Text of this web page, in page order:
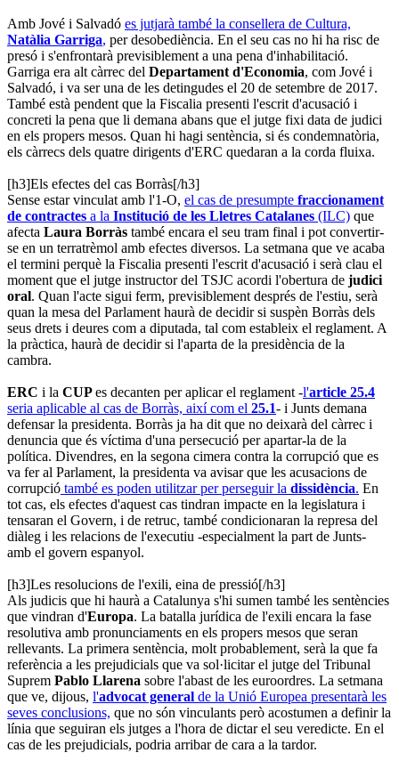
Amb Jové i Salvadó es jutjarà també la consellera de Cultura,
Natàlia Garriga, per desobediència. En el seu cas no hi ha risc de
presó i s'enfrontarà previsiblement a una pena d'inhabilitació.
Garriga era alt càrrec del Departament d'Economia, com Jové i
Salvadó, i va ser una de les detingudes el 20 de setembre de 2017.
També està pendent que la Fiscalia presenti l'escrit d'acusació i
concreti la pena que li demana abans que el jutge fixi data de judici
en els propers mesos. Quan hi hagi sentència, si és condemnatòria,
els càrrecs dels quatre dirigents d'ERC quedaran a la corda fluixa.
[h3]Els efectes del cas Borràs[/h3]
Sense estar vinculat amb l'1-O, el cas de presumpte fraccionament
de contractes a la Institució de les Lletres Catalanes (ILC) que
afecta Laura Borràs també encara el seu tram final i pot convertir-
se en un terratrèmol amb efectes diversos. La setmana que ve acaba
el termini perquè la Fiscalia presenti l'escrit d'acusació i serà clau el
moment que el jutge instructor del TSJC acordi l'obertura de judici
oral. Quan l'acte sigui ferm, previsiblement després de l'estiu, serà
quan la mesa del Parlament haurà de decidir si suspèn Borràs dels
seus drets i deures com a diputada, tal com estableix el reglament. A
la pràctica, haurà de decidir si l'aparta de la presidència de la
cambra.
ERC i la CUPes decanten per aplicar el reglament -l'article 25.4
seria aplicable al cas de Borràs, així com el 25.1- i Junts demana
defensar la presidenta. Borràs ja ha dit que no deixarà del càrrec i
denuncia que és víctima d'una persecució per apartar-la de la
política. Divendres, en la segona cimera contra la corrupció que es
va fer al Parlament, la presidenta va avisar que les acusacions de
corrupció també es poden utilitzar per perseguir la dissidència. En
tot cas, els efectes d'aquest cas tindran impacte en la legislatura i
tensaran el Govern, i de retruc, també condicionaran la represa del
diàleg i les relacions de l'executiu -especialment la part de Junts-
amb el govern espanyol.
[h3]Les resolucions de l'exili, eina de pressió[/h3]
Als judicis que hi haurà a Catalunya s'hi sumen també les sentències
que vindran d'Europa. La batalla jurídica de l'exili encara la fase
resolutiva amb pronunciaments en els propers mesos que seran
rellevants. La primera sentència, molt probablement, serà la que fa
referència a les prejudicials que va sol·licitar el jutge del Tribunal
Suprem Pablo Llarena sobre l'abast de les euroordres. La setmana
que ve, dijous, l'advocat general de la Unió Europea presentarà les
seves conclusions, que no són vinculants però acostumen a definir la
línia que seguiran els jutges a l'hora de dictar el seu veredicte. En el
cas de les prejudicials, podria arribar de cara a la tardor.